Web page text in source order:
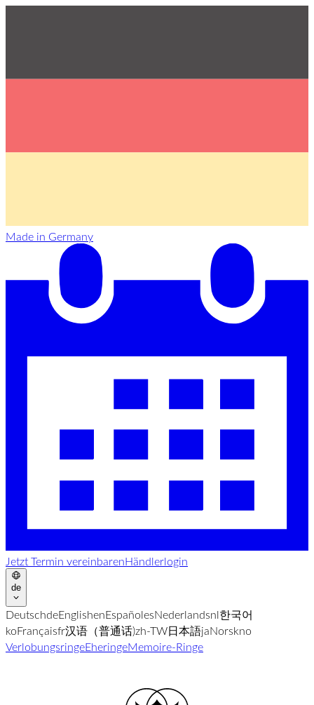
Made in Germany
Jetzt Termin vereinbarenHändlerlogin
de
DeutschdeEnglishenEspañolesNederlandsnl한국어
koFrançaisfr汉语（普通话)zh-TW日本語jaNorskno
VerlobungsringeEheringeMemoire-Ringe